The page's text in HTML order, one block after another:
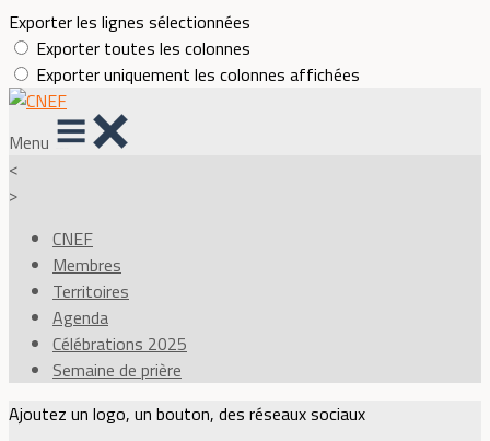
Exporter les lignes sélectionnées
Exporter toutes les colonnes
Exporter uniquement les colonnes affichées
Menu
<
>
CNEF
Membres
Territoires
Agenda
Célébrations 2025
Semaine de prière
Ajoutez un logo, un bouton, des réseaux sociaux